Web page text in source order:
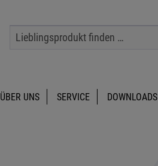
ÜBER UNS SERVICE DOWNLOADS